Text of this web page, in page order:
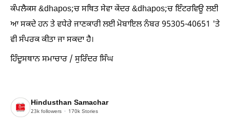
ਕੰਪਲੈਕਸ &dhapos;ਚ ਸਥਿਤ ਸੇਵਾ ਕੇਂਦਰ &dhapos;ਚ ਇੰਟਰਵਿਊ ਲਈ
ਆ ਸਕਦੇ ਹਨ ਤੇ ਵਧੇਰੇ ਜਾਣਕਾਰੀ ਲਈ ਮੋਬਾਇਲ ਨੰਬਰ 95305-40651 'ਤੇ
ਵੀ ਸੰਪਰਕ ਕੀਤਾ ਜਾ ਸਕਦਾ ਹੈ।
ਹਿੰਦੂਸਥਾਨ ਸਮਾਚਾਰ / ਸੁਰਿੰਦਰ ਸਿੰਘ
Hindusthan Samachar
23k followers 170k Stories